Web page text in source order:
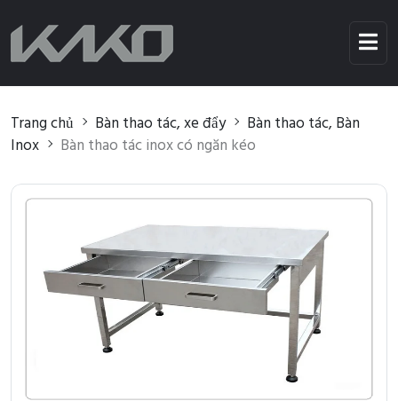
Trang chủ Bàn thao tác, xe đẩy
Bàn thao tác, Bàn
Inox
Bàn thao tác inox có ngăn kéo